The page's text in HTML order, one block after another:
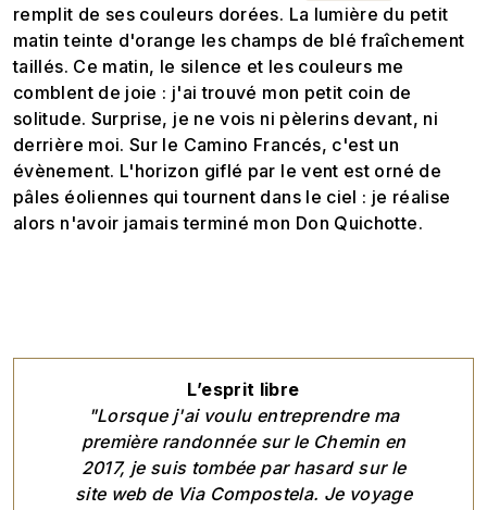
remplit de ses couleurs dorées. La lumière du petit
matin teinte d'orange les champs de blé fraîchement
taillés. Ce matin, le silence et les couleurs me
comblent de joie : j'ai trouvé mon petit coin de
solitude. Surprise, je ne vois ni pèlerins devant, ni
derrière moi. Sur le Camino Francés, c'est un
évènement. L'horizon giflé par le vent est orné de
pâles éoliennes qui tournent dans le ciel : je réalise
alors n'avoir jamais terminé mon Don Quichotte.
L’esprit libre
"Lorsque j'ai voulu entreprendre ma
première randonnée sur le Chemin en
2017, je suis tombée par hasard sur le
site web de Via Compostela. Je voyage